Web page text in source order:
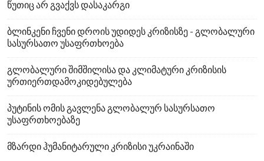
წუთიც არ გვაქვს დასაკარგი
ბლინკენი ჩვენი დროის უდიდეს კრიზისზე - გლობალური
სასურსათო უსაფრთხოება
გლობალური შიმშილისა და კლიმატური კრიზისის
ურთიერთდამოკიდებულება
პუტინის ომის გავლენა გლობალურ სასურსათო
უსაფრთხოებაზე
მზარდი ჰუმანიტარული კრიზისი უკრაინაში